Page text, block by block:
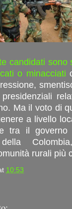
candidati sono
o minacciati
Ma il voto di
a livello
tra il
rurali più
10:53